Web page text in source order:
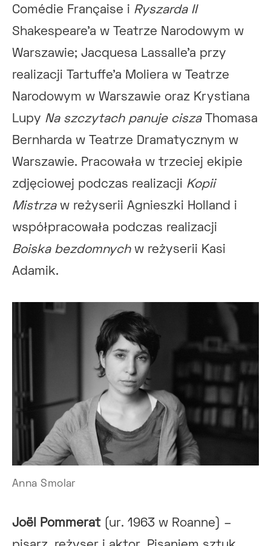
Comédie Française i Ryszarda II
Shakespeare’a w Teatrze Narodowym w
Warszawie; Jacquesa Lassalle’a przy
realizacji Tartuffe’a Moliera w Teatrze
Narodowym w Warszawie oraz Krystiana
Lupy Na szczytach panuje ciszaThomasa
Bernharda w Teatrze Dramatycznym w
Warszawie. Pracowała w trzeciej ekipie
zdjęciowej podczas realizacji Kopii
Mistrzaw reżyserii Agnieszki Holland i
współpracowała podczas realizacji
Boiska bezdomnychw reżyserii Kasi
Adamik.
Anna Smolar
Joël Pommerat
(ur. 1963 w Roanne) –